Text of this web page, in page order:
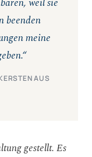
weil sie
beenden
meine
AUS
gestellt. Es